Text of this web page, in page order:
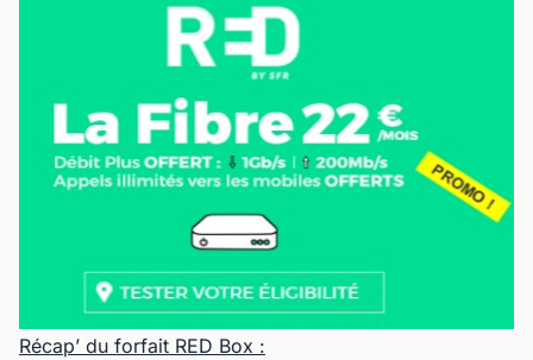
Récap’ du forfait RED Box :